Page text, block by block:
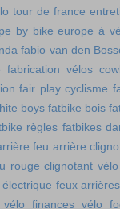
tour de france
by bike europe à
fabio van den
fabrication vélos
fair play cyclisme
boys fatbike bois
règles fatbikes
feu arrière
rouge clignotant vélo
feux
finances vélo